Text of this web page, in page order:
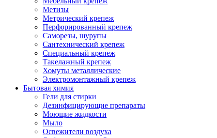
Метизы
Метрический крепеж
Перфорированный крепеж
Саморезы, шурупы
Сантехнический крепеж
Специальный крепеж
Такелажный крепеж
Хомуты металлические
Электромонтажный крепеж
Бытовая химия
Гели для стирки
Дезинфицирующие препараты
Моющие жидкости
Мыло
Освежители воздуха